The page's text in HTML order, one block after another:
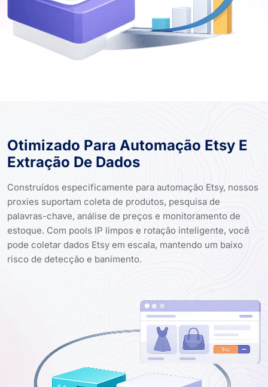
Otimizado Para Automação Etsy E
Extração De Dados
Construídos especificamente para automação Etsy, nossos
proxies suportam coleta de produtos, pesquisa de
palavras-chave, análise de preços e monitoramento de
estoque. Com pools IP limpos e rotação inteligente, você
pode coletar dados Etsy em escala, mantendo um baixo
risco de detecção e banimento.